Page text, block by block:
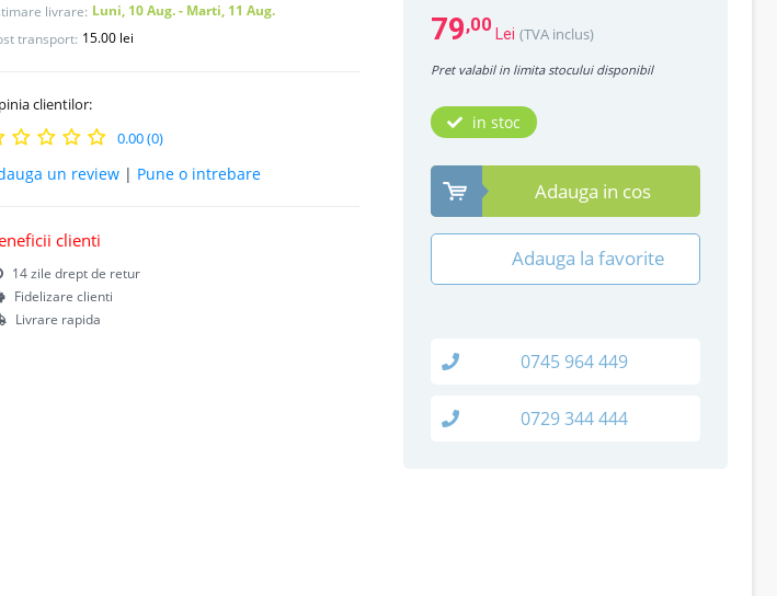
livrare: Luni, 10 Aug. - Marti, 11 Aug.
transport: 15.00 lei
clientilor:
0.00 (0)
un review | Pune o intrebare
clienti
14 zile drept de retur
Fidelizare clienti
Livrare rapida
79,00 Lei (TVA inclus)
Pret valabil in limita stocului disponibil
in stoc
Adauga in cos
Adauga la favorite
0745 964 449
0729 344 444